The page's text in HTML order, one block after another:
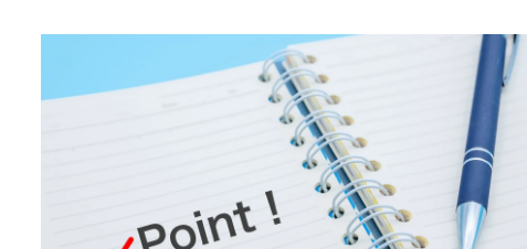
お問い合わせ｜伝えるべき内容
見積もり｜写真を送るとスムーズに
内容確認｜交換の追加費用に注意！
工事当日｜準備は事前に確認しよう
依頼前に知ることで安心のエコキュート交換が実現！
著者情報